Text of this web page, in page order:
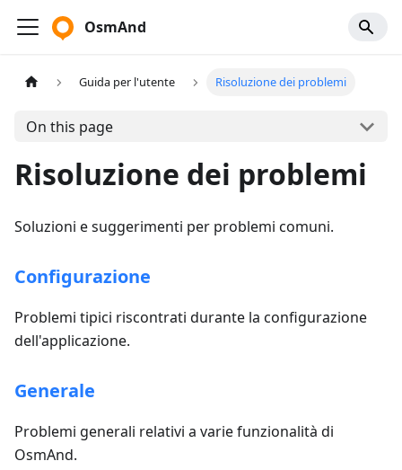
OsmAnd
Guida per l'utente Risoluzione dei problemi
On this page
Risoluzione dei problemi
Soluzioni e suggerimenti per problemi comuni.
Configurazione
Problemi tipici riscontrati durante la configurazione
dell'applicazione.
Generale
Problemi generali relativi a varie funzionalità di
OsmAnd.